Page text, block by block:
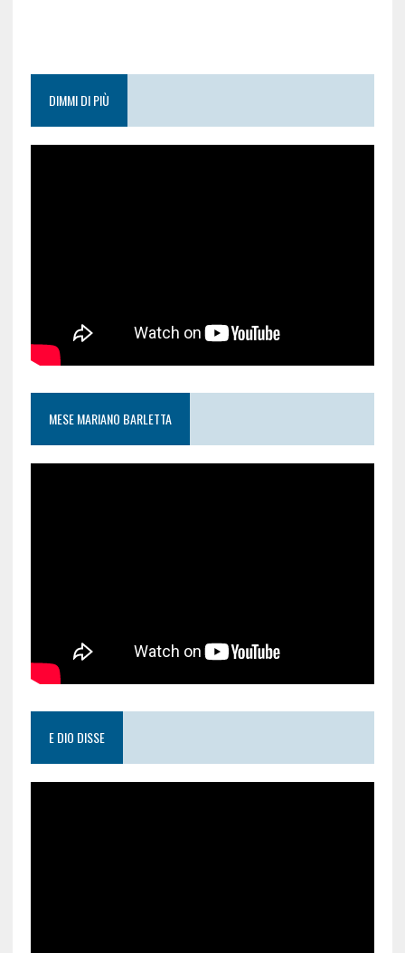
DIMMI DI PIÙ
MESE MARIANO BARLETTA
E DIO DISSE